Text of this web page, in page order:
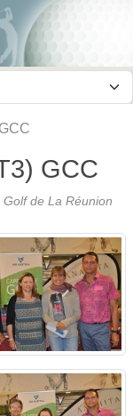
GCC
de La Réunion